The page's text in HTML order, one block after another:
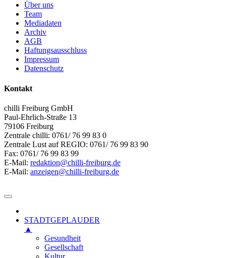
Über uns
Team
Mediadaten
Archiv
AGB
Haftungsausschluss
Impressum
Datenschutz
Kontakt
chilli Freiburg GmbH
Paul-Ehrlich-Straße 13
79106 Freiburg
Zentrale chilli: 0761/ 76 99 83 0
Zentrale Lust auf REGIO: 0761/ 76 99 83 90
Fax: 0761/ 76 99 83 99
E-Mail: redaktion@chilli-freiburg.de
E-Mail: anzeigen@chilli-freiburg.de
STADTGEPLAUDER
▲
Gesundheit
Gesellschaft
Kultur